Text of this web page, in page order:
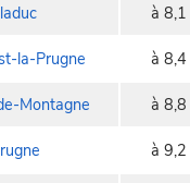
à 8,1
la-Prugne à 8,4
Montagne à 8,8
à 9,2